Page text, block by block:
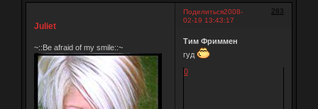
Поделиться 283
2008-
02-19 13:43:17
Juliet
~::Be afraid of my smile::~
Тим Фриммен
гуд
0